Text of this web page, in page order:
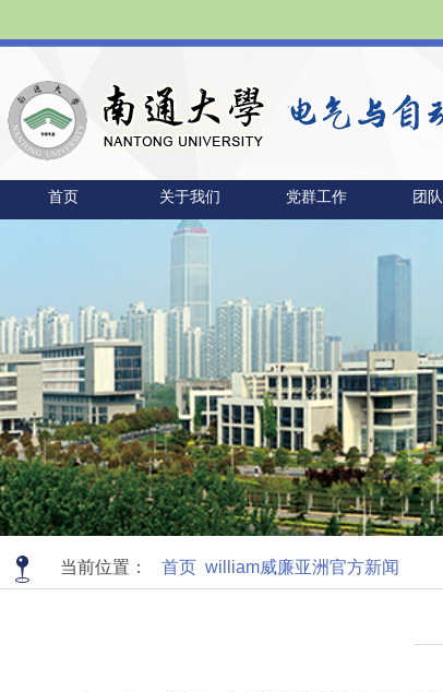
首页 关于我们 党群工作 团
当前位置： 首页 william威廉亚洲官方新闻